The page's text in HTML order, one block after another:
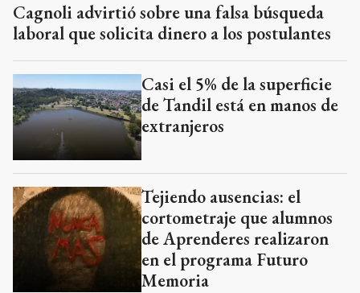
Cagnoli advirtió sobre una falsa búsqueda
laboral que solicita dinero a los postulantes
Casi el 5% de la superficie
de Tandil está en manos de
extranjeros
Tejiendo ausencias: el
cortometraje que alumnos
de Aprenderes realizaron
en el programa Futuro
Memoria